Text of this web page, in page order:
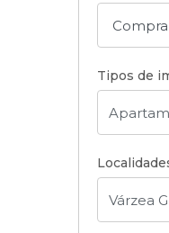
Tipos de